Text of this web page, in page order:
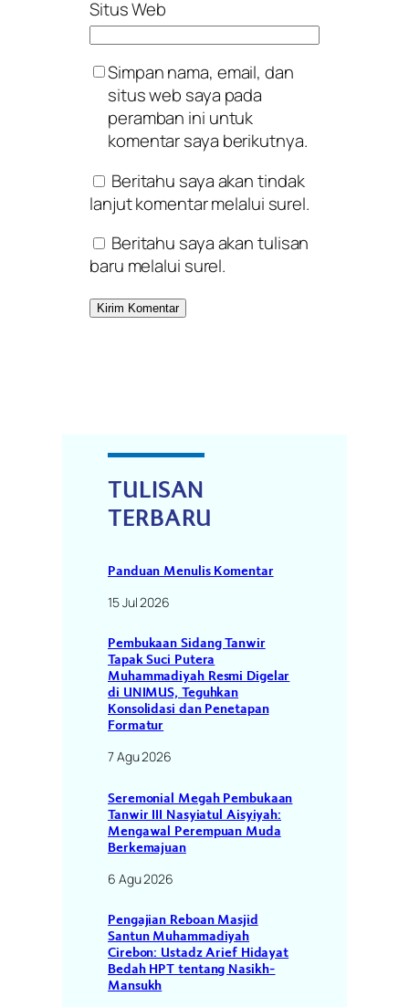
Situs Web
Simpan nama, email, dan
situs web saya pada
peramban ini untuk
komentar saya berikutnya.
Beritahu saya akan tindak
lanjut komentar melalui surel.
Beritahu saya akan tulisan
baru melalui surel.
TULISAN
TERBARU
Panduan Menulis Komentar
15 Jul 2026
Pembukaan Sidang Tanwir
Tapak Suci Putera
Muhammadiyah Resmi Digelar
di UNIMUS, Teguhkan
Konsolidasi dan Penetapan
Formatur
7 Agu 2026
Seremonial Megah Pembukaan
Tanwir III Nasyiatul Aisyiyah:
Mengawal Perempuan Muda
Berkemajuan
6 Agu 2026
Pengajian Reboan Masjid
Santun Muhammadiyah
Cirebon: Ustadz Arief Hidayat
Bedah HPT tentang Nasikh-
Mansukh